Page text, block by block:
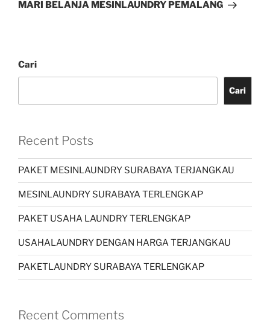
MARI BELANJA MESINLAUNDRY PEMALANG
Cari
Cari
Recent Posts
PAKET MESINLAUNDRY SURABAYA TERJANGKAU
MESINLAUNDRY SURABAYA TERLENGKAP
PAKET USAHA LAUNDRY TERLENGKAP
USAHALAUNDRY DENGAN HARGA TERJANGKAU
PAKETLAUNDRY SURABAYA TERLENGKAP
Recent Comments